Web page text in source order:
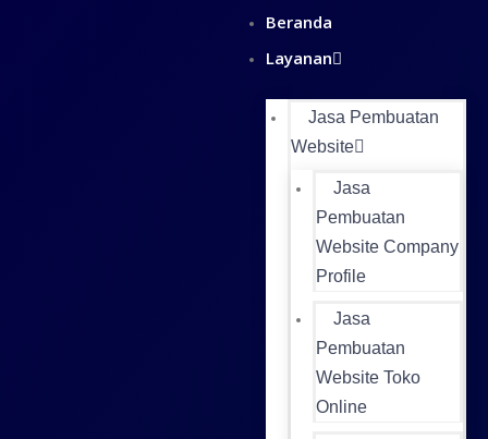
Beranda
Layanan
Jasa Pembuatan
Website
Jasa
Pembuatan
Website Company
Profile
Jasa
Pembuatan
Website Toko
Online